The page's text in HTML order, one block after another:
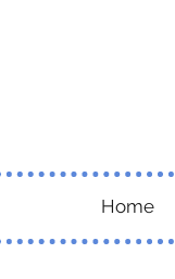
Home